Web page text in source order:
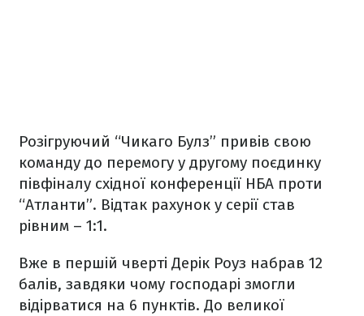
Розігруючий “Чикаго Булз” привів свою
команду до перемогу у другому поєдинку
півфіналу східної конференції НБА проти
“Атланти”. Відтак рахунок у серії став
рівним – 1:1.
Вже в першій чверті Дерік Роуз набрав 12
балів, завдяки чому господарі змогли
відірватися на 6 пунктів. До великої